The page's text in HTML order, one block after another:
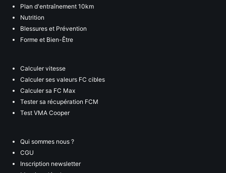
Plan d'entraînement 10km
Nutrition
Blessures et Prévention
Forme et Bien-Être
Calculer vitesse
Calculer ses valeurs FC cibles
Calculer sa FC Max
Tester sa récupération FCM
Test VMA Cooper
Qui sommes nous ?
CGU
Inscription newsletter